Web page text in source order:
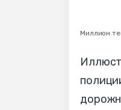
Миллион